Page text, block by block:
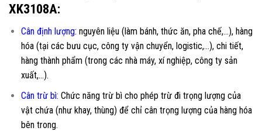
XK3108A:
Cân định lượng: nguyên liệu (làm bánh, thức ăn, pha chế,…), hàng
hóa (tại các bưu cục, công ty vận chuyển, logistic,…), chi tiết,
hàng thành phẩm (trong các nhà máy, xí nghiệp, công ty sản
xuất,…).
Cân trừ bì: Chức năng trừ bì cho phép trừ đi trọng lượng của
vật chứa (như khay, thùng) để chỉ cân trọng lượng của hàng hóa
bên trong.